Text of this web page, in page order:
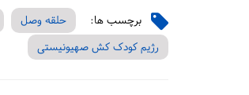
برچسب ها: حلقه وصل
رژیم کودک کش صهیونیستی